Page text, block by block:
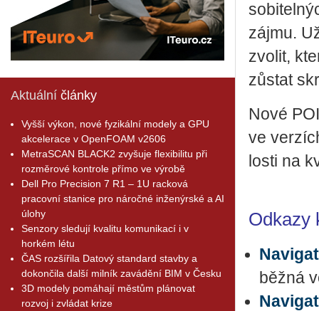
Aktuální články
Vyšší výkon, nové fyzikální modely a GPU
akcelerace v OpenFOAM v2606
MetraSCAN BLACK2 zvyšuje flexibilitu při
rozměrové kontrole přímo ve výrobě
Dell Pro Precision 7 R1 – 1U racková
pracovní stanice pro náročné inženýrské a AI
úlohy
Senzory sledují kvalitu komunikací i v
horkém létu
ČAS rozšířila Datový standard stavby a
dokončila další milník zavádění BIM v Česku
3D modely pomáhají městům plánovat
rozvoj i zvládat krize
zájmu.
zvo­lit,
zů­stat
Nové
ve
los­ti na
Odkazy
běžná